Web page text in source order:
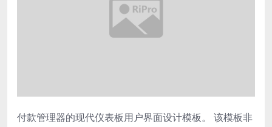
付款管理器的现代仪表板用户界面设计模板。 该模板非